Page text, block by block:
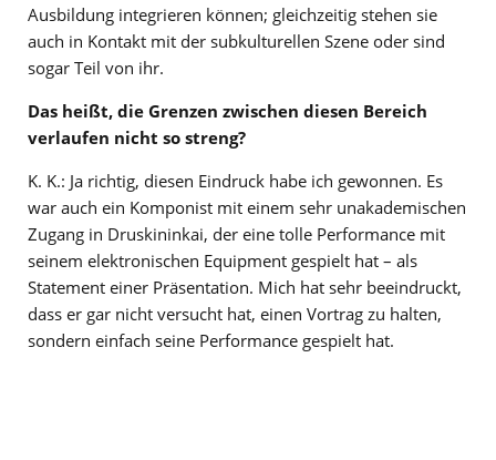
Ausbildung integrieren können; gleichzeitig stehen sie
auch in Kontakt mit der subkulturellen Szene oder sind
sogar Teil von ihr.
Das heißt, die Grenzen zwischen diesen Bereich
verlaufen nicht so streng?
K. K.: Ja richtig, diesen Eindruck habe ich gewonnen. Es
war auch ein Komponist mit einem sehr unakademischen
Zugang in Druskininkai, der eine tolle Performance mit
seinem elektronischen Equipment gespielt hat – als
Statement einer Präsentation. Mich hat sehr beeindruckt,
dass er gar nicht versucht hat, einen Vortrag zu halten,
sondern einfach seine Performance gespielt hat.